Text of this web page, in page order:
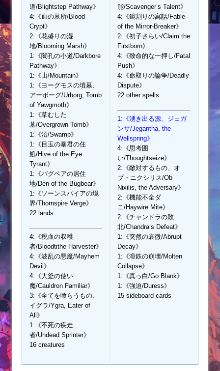
道/Blightstep Pathway》
4:《血の墓所/Blood
Crypt》
2:《花盛りの湿
地/Blooming Marsh》
1:《闇孔の小道/Darkbore
Pathway》
1:《山/Mountain》
1:《ヨーグモスの墳墓、
アーボーグ/Urborg, Tomb
of Yawgmoth》
1:《草むした
墓/Overgrown Tomb》
1:《沼/Swamp》
1:《目玉の暴君の住
処/Hive of the Eye
Tyrant》
1:《バグベアの居住
地/Den of the Bugbear》
1:《ソーンスパイアの境
界/Thornspire Verge》
22 lands
4:《税血の収穫
者/Bloodtithe Harvester》
4:《波乱の悪魔/Mayhem
Devil》
4:《大釜の使い
魔/Cauldron Familiar》
3:《全てを喰らうもの、
イグラ/Ygra, Eater of
All》
1:《不死の疾走
者/Undead Sprinter》
16 creatures
能/Scavenger’s Talent》
4:《鏡割りの寓話/Fable
of the Mirror-Breaker》
2:《初子さらい/Claim the
Firstborn》
4:《致命的な一押し/Fatal
Push》
4:《命取りの論争/Deadly
Dispute》
22 other spells
1:《湧き出る源、ジェガ
ンサ/Jegantha, the
Wellspring》
4:《思考囲
い/Thoughtseize》
2:《敵対するもの、オ
ブ・ニクシリス/Ob
Nixilis, the Adversary》
2:《機能不全ダ
ニ/Haywire Mite》
2:《チャンドラの敗
北/Chandra’s Defeat》
1:《突然の衰微/Abrupt
Decay》
1:《溶鉄の崩壊/Molten
Collapse》
1:《真っ白/Go Blank》
1:《強迫/Duress》
15 sideboard cards